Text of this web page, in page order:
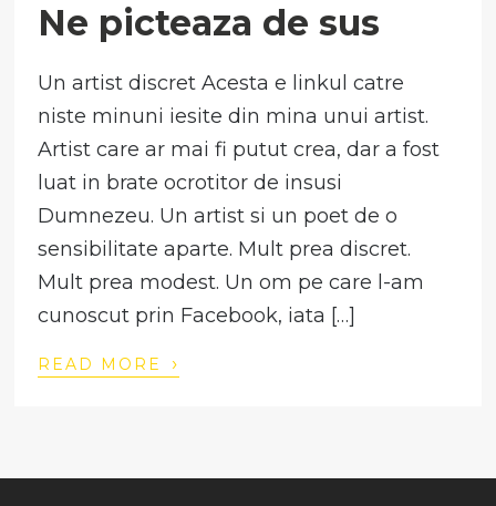
Ne picteaza de sus
Un artist discret Acesta e linkul catre
niste minuni iesite din mina unui artist.
Artist care ar mai fi putut crea, dar a fost
luat in brate ocrotitor de insusi
Dumnezeu. Un artist si un poet de o
sensibilitate aparte. Mult prea discret.
Mult prea modest. Un om pe care l-am
cunoscut prin Facebook, iata […]
READ MORE ›